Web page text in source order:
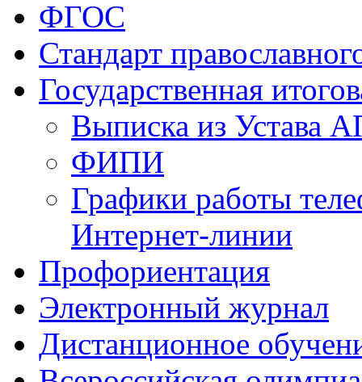
ФГОС
Стандарт
Государственная
Выписка из Устава
ФИПИ
Графики работы
Интернет-линии
Профориентация
Электронный журнал
Дистанционное